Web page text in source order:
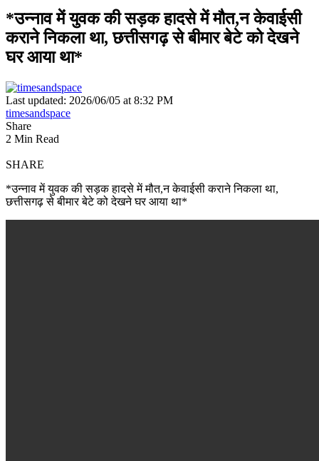
*उन्नाव में युवक की सड़क हादसे में मौत,न केवाईसी
कराने निकला था, छत्तीसगढ़ से बीमार बेटे को देखने
घर आया था*
Last updated: 2026/06/05 at 8:32 PM
timesandspace
Share
2 Min Read
SHARE
*उन्नाव में युवक की सड़क हादसे में मौत,न केवाईसी कराने निकला था,
छत्तीसगढ़ से बीमार बेटे को देखने घर आया था*